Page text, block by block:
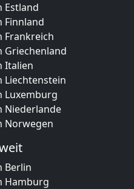
Estland
Finnland
Frankreich
Griechenland
Italien
Liechtenstein
Luxemburg
Niederlande
Norwegen
Berlin
Hamburg